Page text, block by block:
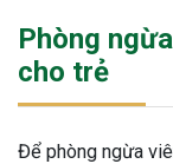
Phòng
cho trẻ
Để phòng ngừa